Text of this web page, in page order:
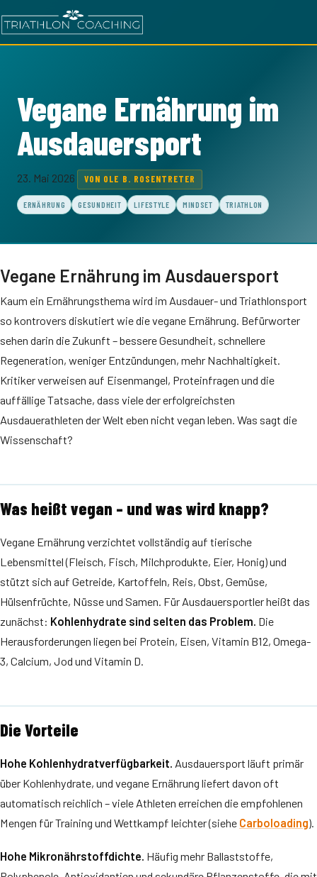
Vegane Ernährung im
Ausdauersport
23. Mai 2026 VON OLE B. ROSENTRETER
ERNÄHRUNG GESUNDHEIT LIFESTYLE MINDSET TRIATHLON
Vegane Ernährung im Ausdauersport
Kaum ein Ernährungsthema wird im Ausdauer- und Triathlonsport
so kontrovers diskutiert wie die vegane Ernährung. Befürworter
sehen darin die Zukunft – bessere Gesundheit, schnellere
Regeneration, weniger Entzündungen, mehr Nachhaltigkeit.
Kritiker verweisen auf Eisenmangel, Proteinfragen und die
auffällige Tatsache, dass viele der erfolgreichsten
Ausdauerathleten der Welt eben nicht vegan leben. Was sagt die
Wissenschaft?
Was heißt vegan – und was wird knapp?
Vegane Ernährung verzichtet vollständig auf tierische
Lebensmittel (Fleisch, Fisch, Milchprodukte, Eier, Honig) und
stützt sich auf Getreide, Kartoffeln, Reis, Obst, Gemüse,
Hülsenfrüchte, Nüsse und Samen. Für Ausdauersportler heißt das
zunächst: Kohlenhydrate sind selten das Problem. Die
Herausforderungen liegen bei Protein, Eisen, Vitamin B12, Omega-
3, Calcium, Jod und Vitamin D.
Die Vorteile
Hohe Kohlenhydratverfügbarkeit. Ausdauersport läuft primär
über Kohlenhydrate, und vegane Ernährung liefert davon oft
automatisch reichlich – viele Athleten erreichen die empfohlenen
Mengen für Training und Wettkampf leichter (siehe Carboloading).
Hohe Mikronährstoffdichte. Häufig mehr Ballaststoffe,